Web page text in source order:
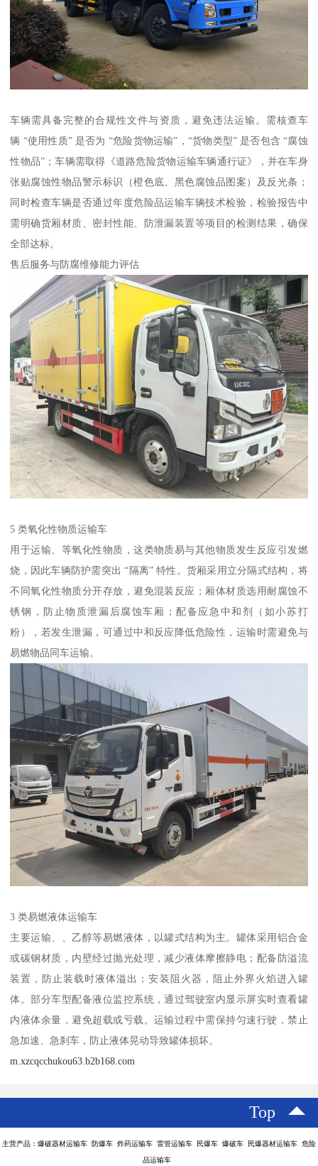
车辆需具备完整的合规性文件与资质，避免违法运输。需核查车
辆 “使用性质” 是否为 “危险货物运输”，“货物类型” 是否包含 “腐蚀
性物品”；车辆需取得《道路危险货物运输车辆通行证》，并在车身
张贴腐蚀性物品警示标识（橙色底、黑色腐蚀品图案）及反光条；
同时检查车辆是否通过年度危险品运输车辆技术检验，检验报告中
需明确货厢材质、密封性能、防泄漏装置等项目的检测结果，确保
全部达标。​
售后服务与防腐维修能力评估​
5 类氧化性物质运输车​
用于运输、等氧化性物质，这类物质易与其他物质发生反应引发燃
烧，因此车辆防护需突出 “隔离” 特性。货厢采用立分隔式结构，将
不同氧化性物质分开存放，避免混装反应；厢体材质选用耐腐蚀不
锈钢，防止物质泄漏后腐蚀车厢；配备应急中和剂（如小苏打
粉），若发生泄漏，可通过中和反应降低危险性，运输时需避免与
易燃物品同车运输。​
3 类易燃液体运输车​
主要运输、、乙醇等易燃液体，以罐式结构为主。罐体采用铝合金
或碳钢材质，内壁经过抛光处理，减少液体摩擦静电；配备防溢流
装置，防止装载时液体溢出；安装阻火器，阻止外界火焰进入罐
体。部分车型配备液位监控系统，通过驾驶室内显示屏实时查看罐
内液体余量，避免超载或亏载。运输过程中需保持匀速行驶，禁止
急加速、急刹车，防止液体晃动导致罐体损坏。​
m.xzcqcchukou63.b2b168.com
Top
主营产品：爆破器材运输车 防爆车 炸药运输车 雷管运输车 民爆车 爆破车 民爆器材运输车 危险
品运输车